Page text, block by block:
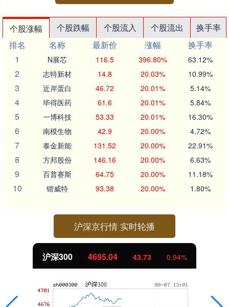
个股涨幅 个股跌幅 个股流入 个股流出
换手率
排名
名称 最新价 涨幅
换手率
1
N展芯 116.5 396.80% 63.12%
2 志特新材 14.8 20.03% 10.99%
3 近岸蛋白 46.72 20.01% 5.14%
4 毕得医药 61.6 20.01% 5.84%
5 一博科技 53.33 20.01% 16.30%
6 南模生物 42.9 20.00% 4.72%
7 泰金新能 131.52 20.00% 22.91%
8 方邦股份 146.16 20.00% 6.63%
9 百普赛斯 64.75 20.00% 11.18%
10 锴威特 93.38 20.00% 1.80%
沪深京行情 实时轮播
43.73 0.94%